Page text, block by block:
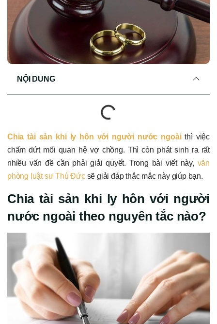
NỘI DUNG
Chia tài sản khi ly hôn với người nước ngoàithì việc
chấm dứt mối quan hệ vợ chồng. Thì còn phát sinh ra rất
nhiều vấn đề cần phải giải quyết. Trong bài viết này, văn
phòng luật sư Thủ Đứcsẽ giải đáp thắc mắc này giúp bạn.
Chia tài sản khi ly hôn với người
nước ngoài theo nguyên tắc nào?